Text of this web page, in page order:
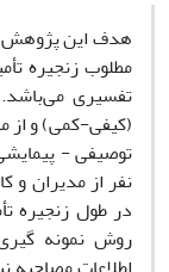
هدف این پژوهش
مطلوب زنجیره
تفسیری
(کیفی-کمی) و
نفر از مدیران و
در طول زنجیره
روش نمونه